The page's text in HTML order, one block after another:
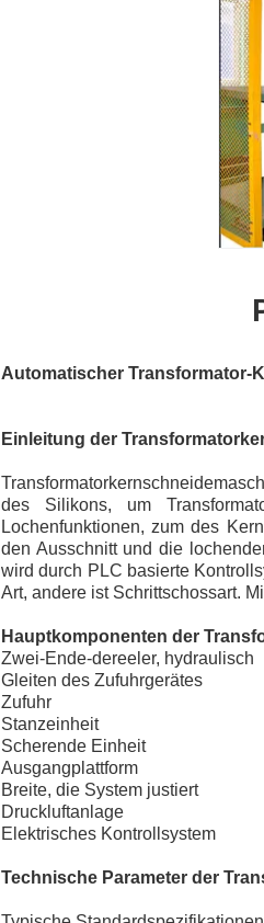
Automatischer Transformator-
Einleitung der
des Silikons, um
Lochenfunktionen, zum des
den Ausschnitt und die
wird durch PLC basierte
Art, andere ist Schrittschossart.
Hauptkomponenten der
Zwei-Ende-dereeler, hydraulisch
Gleiten des Zufuhrgerätes
Zufuhr
Stanzeinheit
Scherende Einheit
Ausgangplattform
Breite, die System justiert
Druckluftanlage
Elektrisches Kontrollsystem
Technische Parameter der